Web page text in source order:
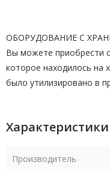
ОБОРУДОВАНИЕ С
Вы можете приобрести
которое находилось на
было утилизировано в
Характеристики
Производитель